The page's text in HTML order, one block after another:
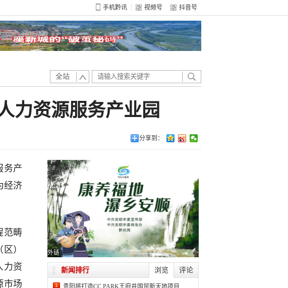
手机黔讯 视频号 抖音号
全站
力资源服务产业园
分享到：
务产
经济
范畴
）
力资
市场
外链
浏览 评论
新闻排行
1 贵阳将打造CC PARK王府井国贸新天地项目